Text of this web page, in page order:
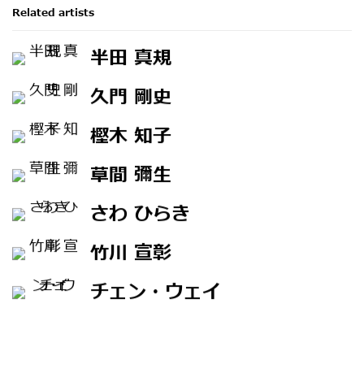
Related artists
半田 真規
久門 剛史
樫木 知子
草間 彌生
さわ ひらき
竹川 宣彰
チェン・ウェイ